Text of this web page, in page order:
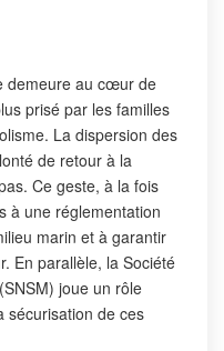
demeure au cœur de
prisé par les familles
La dispersion des
de retour à la
Ce geste, à la fois
à une réglementation
marin et à garantir
En parallèle, la Société
joue un rôle
sécurisation de ces